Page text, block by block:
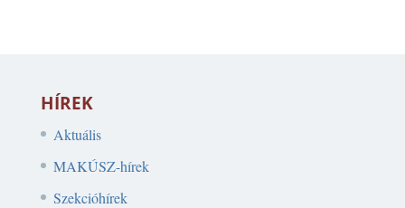
HÍREK
Aktuális
MAKÚSZ-hírek
Szekcióhírek